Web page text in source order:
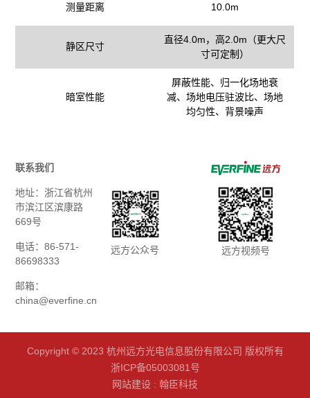
测量距离 10.0m
静区尺寸
直径4.0m，高2.0m（更大尺
寸可定制）
暗室性能
屏蔽性能、归一化场地衰
减、场地电压驻波比、场地
均匀性、背景噪声
联系我们
地址：浙江省杭州
市滨江区滨康路
669号
电话：86-571-
86698333
邮箱：
china@everfine.cn
远方公众号 远方视频号
Copyright © 2023 杭州远方光电信息股份有限公司 版权所有
浙ICP备05003081号
网站建设 : 翰臣科技